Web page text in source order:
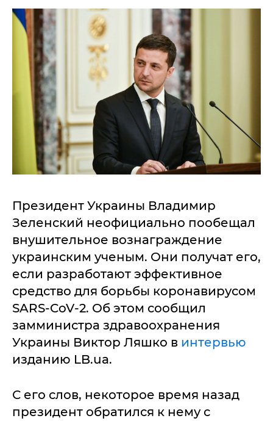
Президент Украины Владимир
Зеленский неофициально пообещал
внушительное вознаграждение
украинским ученым. Они получат его,
если разработают эффективное
средство для борьбы коронавирусом
SARS-CoV-2. Об этом сообщил
замминистра здравоохранения
Украины Виктор Ляшко в интервью
изданию LB.ua.
С его слов, некоторое время назад
президент обратился к нему с